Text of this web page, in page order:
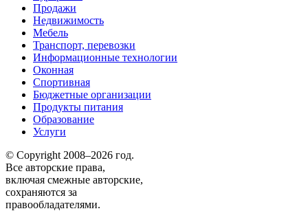
Продажи
Недвижимость
Мебель
Транспорт, перевозки
Информационные технологии
Оконная
Спортивная
Бюджетные организации
Продукты питания
Образование
Услуги
© Copyright 2008–2026 год.
Все авторские права,
включая смежные авторские,
сохраняются за
правообладателями.